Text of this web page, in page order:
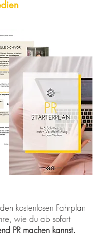
kostenlosen Fahrplan
wie du ab sofort
PR machen kannst.